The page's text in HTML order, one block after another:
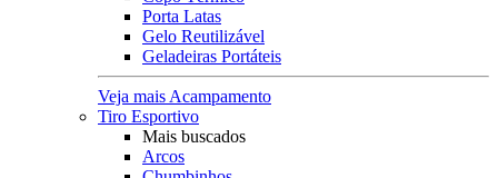
Porta Latas
Gelo Reutilizável
Geladeiras Portáteis
Veja mais Acampamento
Tiro Esportivo
Mais buscados
Arcos